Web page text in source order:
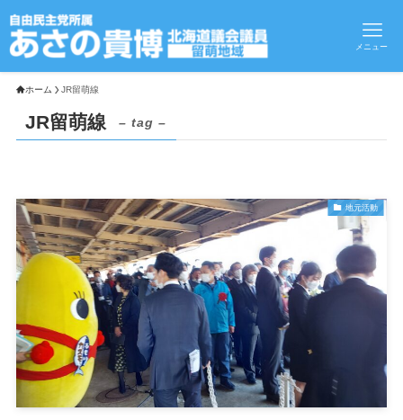
メニュー
ホーム JR留萌線
JR留萌線 – tag –
地元活動